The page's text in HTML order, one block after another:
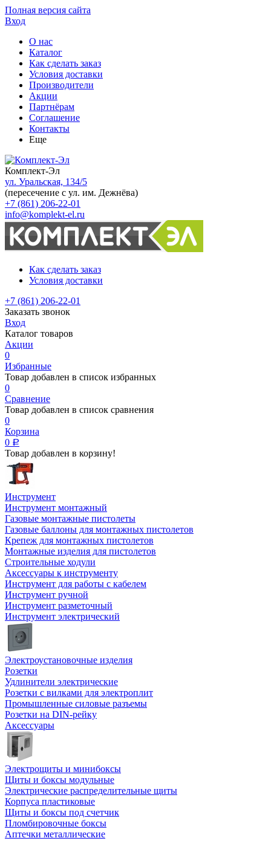
Полная версия сайта
Вход
О нас
Каталог
Как сделать заказ
Условия доставки
Производители
Акции
Партнёрам
Соглашение
Контакты
Еще
Комплект-Эл
ул. Уральская, 134/5
(пересечение с ул. им. Дежнёва)
+7 (861) 206-22-01
info@komplekt-el.ru
Как сделать заказ
Условия доставки
+7 (861) 206-22-01
Заказать звонок
Вход
Каталог товаров
Акции
0
Избранные
Товар добавлен в список избранных
0
Сравнение
Товар добавлен в список сравнения
0
Корзина
0 Р
Товар добавлен в корзину!
Инструмент
Инструмент монтажный
Газовые монтажные пистолеты
Газовые баллоны для монтажных пистолетов
Крепеж для монтажных пистолетов
Монтажные изделия для пистолетов
Строительные ходули
Аксессуары к инструменту
Инструмент для работы с кабелем
Инструмент ручной
Инструмент разметочный
Инструмент электрический
Электроустановочные изделия
Розетки
Удлинители электрические
Розетки с вилками для электроплит
Промышленные силовые разъемы
Розетки на DIN-рейку
Аксессуары
Электрощиты и минибоксы
Щиты и боксы модульные
Электрические распределительные щиты
Корпуса пластиковые
Щиты и боксы под счетчик
Пломбировочные боксы
Аптечки металлические